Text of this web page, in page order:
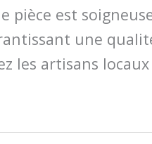
pièce est
une
les artisans